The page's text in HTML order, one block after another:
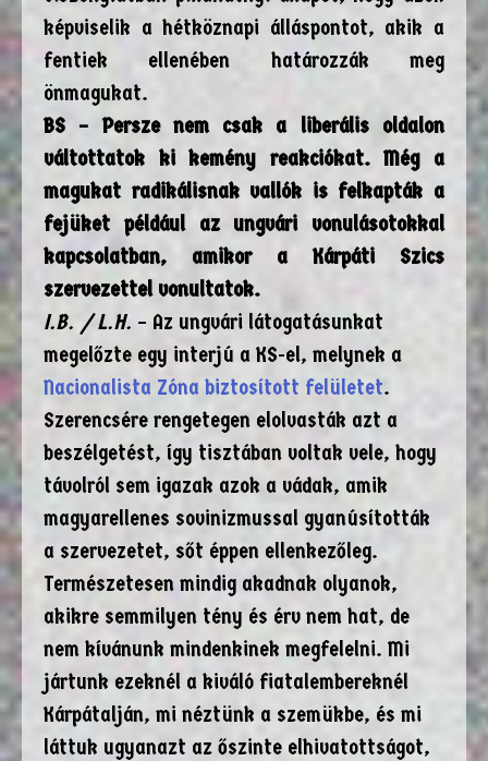
képviselik a hétköznapi álláspontot, akik a
fentiek ellenében határozzák meg
önmagukat.
BS – Persze nem csak a liberális oldalon
váltottatok ki kemény reakciókat. Még a
magukat radikálisnak vallók is felkapták a
fejüket például az ungvári vonulásotokkal
kapcsolatban, amikor a Kárpáti Szics
szervezettel vonultatok.
I.B. / L.H. – Az ungvári látogatásunkat
megelőzte egy interjú a KS-el, melynek a
Nacionalista Zóna biztosított felületet.
Szerencsére rengetegen elolvasták azt a
beszélgetést, így tisztában voltak vele, hogy
távolról sem igazak azok a vádak, amik
magyarellenes sovinizmussal gyanúsították
a szervezetet, sőt éppen ellenkezőleg.
Természetesen mindig akadnak olyanok,
akikre semmilyen tény és érv nem hat, de
nem kívánunk mindenkinek megfelelni. Mi
jártunk ezeknél a kiváló fiatalembereknél
Kárpátalján, mi néztünk a szemükbe, és mi
láttuk ugyanazt az őszinte elhivatottságot,